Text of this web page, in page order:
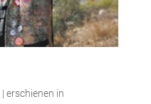
| erschienen in